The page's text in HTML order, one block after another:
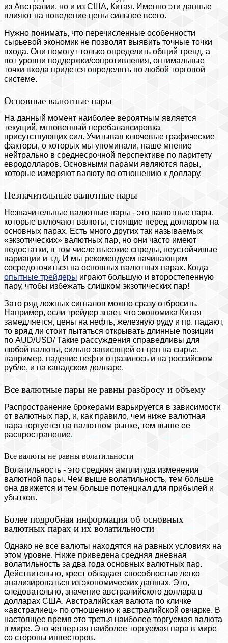
из Австралии, но и из США, Китая. Именно эти данные
влияют на поведение цены сильнее всего.
Нужно понимать, что перечисленные особенности
сырьевой экономик не позволят выявить точные точки
входа. Они помогут только определить общий тренд, а
вот уровни поддержки/сопротивления, оптимальные
точки входа придется определять по любой торговой
системе.
Основные валютные пары
На данный момент наиболее вероятным является
текущий, мгновенный перебалансировка
присутствующих сил. Учитывая ключевые графические
факторы, о которых мы упоминали, наше мнение
нейтрально в среднесрочной перспективе по паритету
евродолларов. Основными парами являются пары,
которые измеряют валюту по отношению к доллару.
Незначительные валютные пары
Незначительные валютные пары - это валютные пары,
которые включают валюты, стоящие перед долларом на
основных парах. Есть много других так называемых
«экзотических» валютных пар, но они часто имеют
недостатки, в том числе высокие спреды, неустойчивые
вариации и т.д. И мы рекомендуем начинающим
сосредоточиться на основных валютных парах. Когда
опытные трейдеры играют большую и второстепенную
пару, чтобы избежать слишком экзотических пар!
Зато ряд ложных сигналов можно сразу отбросить.
Например, если трейдер знает, что экономика Китая
замедляется, цены на нефть, железную руду и пр. падают,
то вряд ли стоит пытаться открывать длинные позиции
по AUD/USD/ Такие рассуждения справедливы для
любой валюты, сильно зависящей от цен на сырье,
например, падение нефти отразилось и на российском
рубле, и на канадском долларе.
Все валютные пары не равны разбросу и объему
Распространение брокерами варьируется в зависимости
от валютных пар, и, как правило, чем ниже валютная
пара торгуется на валютном рынке, тем выше ее
распространение.
Все валюты не равны волатильности
Волатильность - это средняя амплитуда изменения
валютной пары. Чем выше волатильность, тем больше
она движется и тем больше потенциал для прибылей и
убытков.
Более подробная информация об основных
валютных парах и их волатильности
Однако не все валюты находятся на равных условиях на
этом уровне. Ниже приведена средняя дневная
волатильность за два года основных валютных пар.
Действительно, крест обладает способностью легко
анализироваться из экономических данных. Это,
следовательно, значение австралийского доллара в
долларах США. Австралийская валюта по кличке
«австралиец» по отношению к австралийской овчарке. В
настоящее время это третья наиболее торгуемая валюта
в мире. Это четвертая наиболее торгуемая пара в мире
со стороны инвесторов.